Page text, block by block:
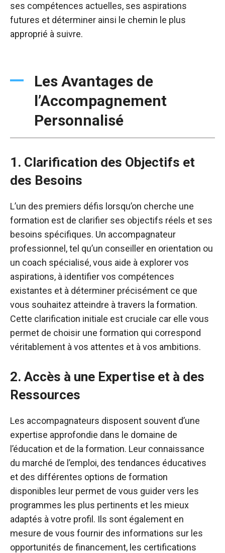
ses compétences actuelles, ses aspirations
futures et déterminer ainsi le chemin le plus
approprié à suivre.
Les Avantages de
l’Accompagnement
Personnalisé
1. Clarification des Objectifs et
des Besoins
L’un des premiers défis lorsqu’on cherche une
formation est de clarifier ses objectifs réels et ses
besoins spécifiques. Un accompagnateur
professionnel, tel qu’un conseiller en orientation ou
un coach spécialisé, vous aide à explorer vos
aspirations, à identifier vos compétences
existantes et à déterminer précisément ce que
vous souhaitez atteindre à travers la formation.
Cette clarification initiale est cruciale car elle vous
permet de choisir une formation qui correspond
véritablement à vos attentes et à vos ambitions.
2. Accès à une Expertise et à des
Ressources
Les accompagnateurs disposent souvent d’une
expertise approfondie dans le domaine de
l’éducation et de la formation. Leur connaissance
du marché de l’emploi, des tendances éducatives
et des différentes options de formation
disponibles leur permet de vous guider vers les
programmes les plus pertinents et les mieux
adaptés à votre profil. Ils sont également en
mesure de vous fournir des informations sur les
opportunités de financement, les certifications